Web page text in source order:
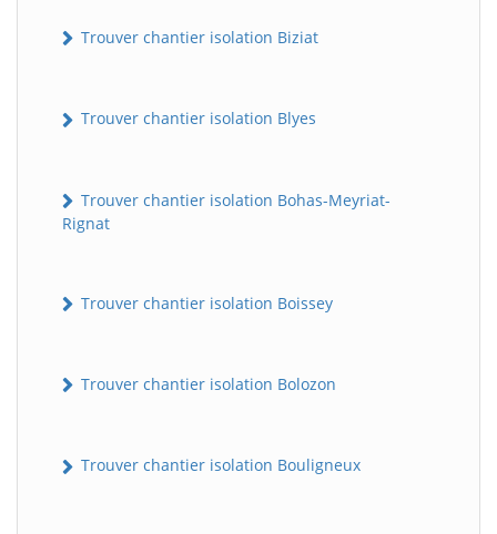
Trouver chantier isolation Biziat
Trouver chantier isolation Blyes
Trouver chantier isolation Bohas-Meyriat-
Rignat
Trouver chantier isolation Boissey
Trouver chantier isolation Bolozon
Trouver chantier isolation Bouligneux